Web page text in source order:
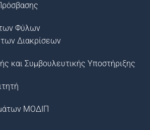
των Φύλων
Διακρίσεων
και Συμβουλευτικής Υποστήριξης
ΜΟΔΙΠ